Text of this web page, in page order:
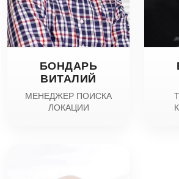
БОНДАРЬ
ВИТАЛИЙ
МЕНЕДЖЕР ПОИСКА
ЛОКАЦИИ